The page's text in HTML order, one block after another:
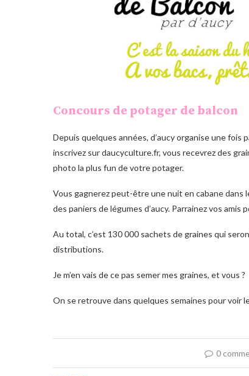
Concours de potager de balcon
Depuis quelques années, d’aucy organise une fois
inscrivez sur daucyculture.fr, vous recevrez des
photo la plus fun de votre potager.
Vous gagnerez peut-être une nuit en cabane dans
des paniers de légumes d’aucy. Parrainez vos amis
Au total, c’est 130 000 sachets de graines qui
distributions.
Je m’en vais de ce pas semer mes graines, et vous ?
On se retrouve dans quelques semaines pour voir
0